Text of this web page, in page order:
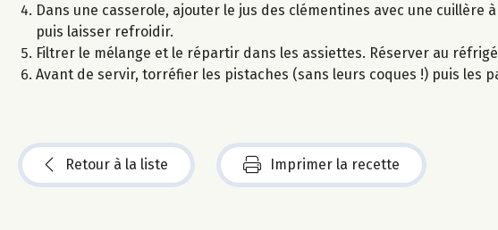
Dans une casserole, ajouter le jus des clémentines avec une
puis laisser refroidir.
Filtrer le mélange et le répartir dans les assiettes. Réserver au
Avant de servir, torréfier les pistaches (sans leurs coques !) puis les
Retour à la liste Imprimer la recette